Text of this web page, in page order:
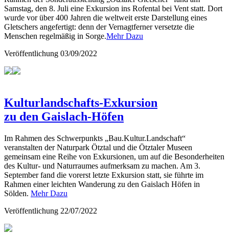
Samstag, den 8. Juli eine Exkursion ins Rofental bei Vent statt. Dort
wurde vor über 400 Jahren die weltweit erste Darstellung eines
Gletschers angefertigt: denn der Vernagtferner versetzte die
Menschen regelmäßig in Sorge.Mehr Dazu
Veröffentlichung 03/09/2022
Kulturlandschafts-Exkursion
zu den Gaislach-Höfen
Im Rahmen des Schwerpunkts „Bau.Kultur.Landschaft“
veranstalten der Naturpark Ötztal und die Ötztaler Museen
gemeinsam eine Reihe von Exkursionen, um auf die Besonderheiten
des Kultur- und Naturraumes aufmerksam zu machen. Am 3.
September fand die vorerst letzte Exkursion statt, sie führte im
Rahmen einer leichten Wanderung zu den Gaislach Höfen in
Sölden. Mehr Dazu
Veröffentlichung 22/07/2022